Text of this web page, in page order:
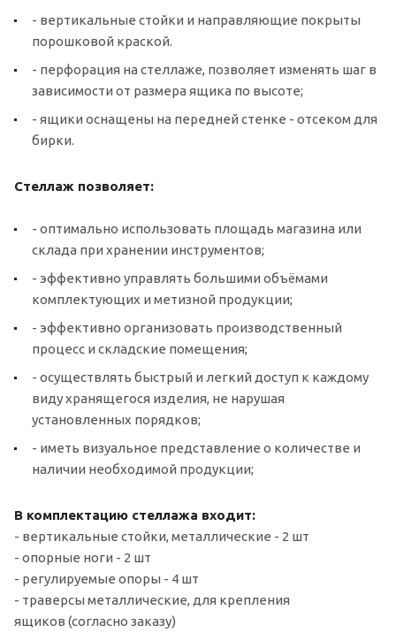
- вертикальные стойки и направляющие покрыты
порошковой краской.
- перфорация на стеллаже, позволяет изменять шаг в
зависимости от размера ящика по высоте;
- ящики оснащены на передней стенке - отсеком для
бирки.
Стеллаж позволяет:
- оптимально использовать площадь магазина или
склада при хранении инструментов;
- эффективно управлять большими объёмами
комплектующих и метизной продукции;
- эффективно организовать производственный
процесс и складские помещения;
- осуществлять быстрый и легкий доступ к каждому
виду хранящегося изделия, не нарушая
установленных порядков;
- иметь визуальное представление о количестве и
наличии необходимой продукции;
В комплектацию стеллажа входит:
- вертикальные стойки, металлические - 2 шт
- опорные ноги - 2 шт
- регулируемые опоры - 4 шт
- траверсы металлические, для крепления
ящиков (согласно заказу)